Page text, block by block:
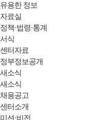
유용한 정보
자료실
정책·법령·통계
서식
센터자료
정부정보공개
새소식
새소식
채용공고
센터소개
미션·비전